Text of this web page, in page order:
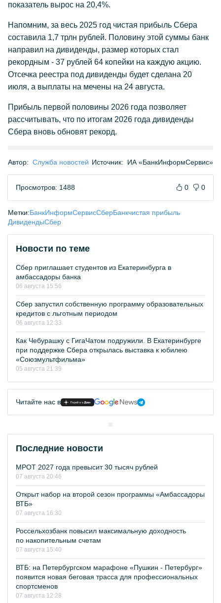
показатель вырос на 20,4%.
Напомним, за весь 2025 год чистая прибыль Сбера
составила 1,7 трлн рублей. Половину этой суммы банк
направил на дивиденды, размер которых стал
рекордным - 37 рублей 64 копейки на каждую акцию.
Отсечка реестра под дивиденды будет сделана 20
июля, а выплаты на мечены на 24 августа.
Прибыль первой половины 2026 года позволяет
рассчитывать, что по итогам 2026 года дивиденды
Сбера вновь обновят рекорд.
Автор: Служба новостей Источник: ИА «БанкИнформСервис»
Просмотров: 1488 0 0
Метки:БанкИнформСервисСберБанкчистая прибыль
ДивидендыСбер
Новости по теме
Сбер приглашает студентов из Екатеринбурга в
амбассадоры банка
06 августа 15:56
Сбер запустил собственную программу образовательных
кредитов с льготным периодом
06 августа 12:33
Как Чебурашку с ГигаЧатом подружили. В Екатеринбурге
при поддержке Сбера открылась выставка к юбилею
«Союзмультфильма»
05 августа 21:39
Читайте нас в
Последние новости
МРОТ 2027 года превысит 30 тысяч рублей
07 августа 20:46
Открыт набор на второй сезон программы «Амбассадоры
ВТБ»
07 августа 16:30
Россельхозбанк повысил максимальную доходность
по накопительным счетам
07 августа 15:40
ВТБ: на Петербургском марафоне «Пушкин - Петербург»
появится новая беговая трасса для профессиональных
спортсменов
07 августа 12:28